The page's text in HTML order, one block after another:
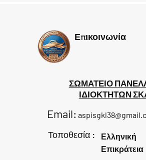
Επικοινωνία
ΣΩΜΑΤΕΙΟ
ΙΔΙΟΚΤΗΤΩΝ
Email:
Τοποθεσία :
Ελληνική
Επικράτεια